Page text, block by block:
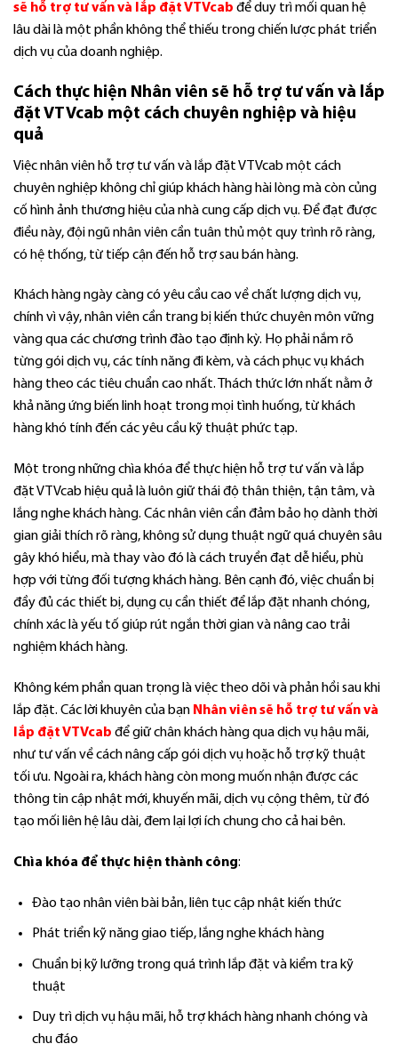
sẽ hỗ trợ tư vấn và lắp đặt VTVcab để duy trì mối quan hệ
lâu dài là một phần không thể thiếu trong chiến lược phát triển
dịch vụ của doanh nghiệp.
Cách thực hiện Nhân viên sẽ hỗ trợ tư vấn và lắp
đặt VTVcab một cách chuyên nghiệp và hiệu
quả
Việc nhân viên hỗ trợ tư vấn và lắp đặt VTVcab một cách
chuyên nghiệp không chỉ giúp khách hàng hài lòng mà còn củng
cố hình ảnh thương hiệu của nhà cung cấp dịch vụ. Để đạt được
điều này, đội ngũ nhân viên cần tuân thủ một quy trình rõ ràng,
có hệ thống, từ tiếp cận đến hỗ trợ sau bán hàng.
Khách hàng ngày càng có yêu cầu cao về chất lượng dịch vụ,
chính vì vậy, nhân viên cần trang bị kiến thức chuyên môn vững
vàng qua các chương trình đào tạo định kỳ. Họ phải nắm rõ
từng gói dịch vụ, các tính năng đi kèm, và cách phục vụ khách
hàng theo các tiêu chuẩn cao nhất. Thách thức lớn nhất nằm ở
khả năng ứng biến linh hoạt trong mọi tình huống, từ khách
hàng khó tính đến các yêu cầu kỹ thuật phức tạp.
Một trong những chìa khóa để thực hiện hỗ trợ tư vấn và lắp
đặt VTVcab hiệu quả là luôn giữ thái độ thân thiện, tận tâm, và
lắng nghe khách hàng. Các nhân viên cần đảm bảo họ dành thời
gian giải thích rõ ràng, không sử dụng thuật ngữ quá chuyên sâu
gây khó hiểu, mà thay vào đó là cách truyền đạt dễ hiểu, phù
hợp với từng đối tượng khách hàng. Bên cạnh đó, việc chuẩn bị
đầy đủ các thiết bị, dụng cụ cần thiết để lắp đặt nhanh chóng,
chính xác là yếu tố giúp rút ngắn thời gian và nâng cao trải
nghiệm khách hàng.
Không kém phần quan trọng là việc theo dõi và phản hồi sau khi
lắp đặt. Các lời khuyên của bạn Nhân viên sẽ hỗ trợ tư vấn và
lắp đặt VTVcab để giữ chân khách hàng qua dịch vụ hậu mãi,
như tư vấn về cách nâng cấp gói dịch vụ hoặc hỗ trợ kỹ thuật
tối ưu. Ngoài ra, khách hàng còn mong muốn nhận được các
thông tin cập nhật mới, khuyến mãi, dịch vụ cộng thêm, từ đó
tạo mối liên hệ lâu dài, đem lại lợi ích chung cho cả hai bên.
Chìa khóa để thực hiện thành công:
Đào tạo nhân viên bài bản, liên tục cập nhật kiến thức
Phát triển kỹ năng giao tiếp, lắng nghe khách hàng
Chuẩn bị kỹ lưỡng trong quá trình lắp đặt và kiểm tra kỹ
thuật
Duy trì dịch vụ hậu mãi, hỗ trợ khách hàng nhanh chóng và
chu đáo